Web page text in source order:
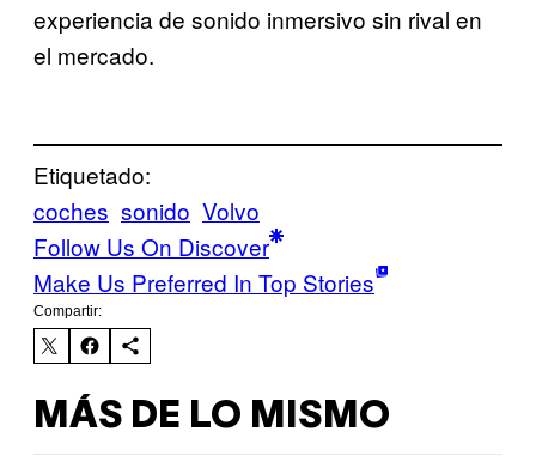
experiencia de sonido inmersivo sin rival en
el mercado.
Etiquetado:
coches sonido Volvo
Follow Us On Discover
Make Us Preferred In Top Stories
Compartir:
MÁS DE LO MISMO